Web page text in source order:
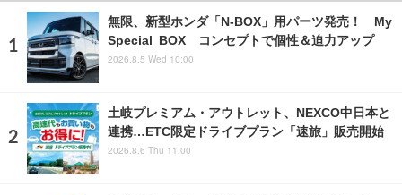
無限、新型ホンダ「N-BOX」用パーツ発売！ My
Special BOX コンセプトで個性＆迫力アップ
2026.8.5 Wed 10:00
土岐プレミアム・アウトレット、NEXCO中日本と
連携…ETC限定ドライブプラン「速旅」販売開始
2026.8.6 Thu 11:00